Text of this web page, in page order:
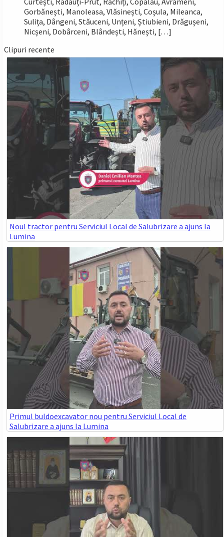
Gorbănești, Manoleasa, Vlăsinești, Coșula, Mileanca,
Sulița, Dângeni, Stăuceni, Unțeni, Știubieni, Drăgușeni,
Nicșeni, Dobârceni, Blândești, Hănești, […]
Clipuri recente
Noul tractor pentru Serviciul Local de Salubrizare a ajuns la
Lumina
Primul buldoexcavator nou pentru Serviciul Local de
Salubrizare a ajuns la Lumina